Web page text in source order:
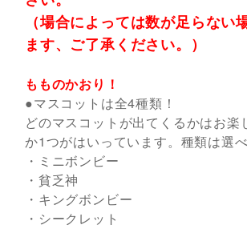
（場合によっては数が足らない
ます、ご了承ください。）
もものかおり！
●マスコットは全4種類！
どのマスコットが出てくるかはお
か1つがはいっています。種類は選べ
・ミニボンビー
・貧乏神
・キングボンビー
・シークレット